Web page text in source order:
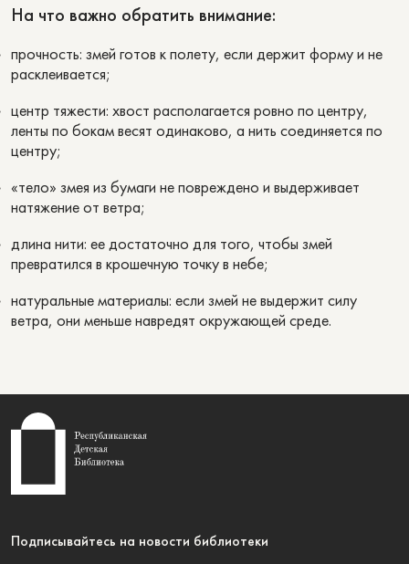
На что важно обратить внимание:
прочность: змей готов к полету, если держит форму и не
расклеивается;
центр тяжести: хвост располагается ровно по центру,
ленты по бокам весят одинаково, а нить соединяется по
центру;
«тело» змея из бумаги не повреждено и выдерживает
натяжение от ветра;
длина нити: ее достаточно для того, чтобы змей
превратился в крошечную точку в небе;
натуральные материалы: если змей не выдержит силу
ветра, они меньше навредят окружающей среде.
Подписывайтесь на новости библиотеки